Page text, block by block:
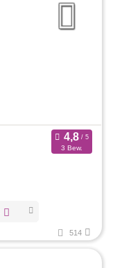
3 Bew.
514